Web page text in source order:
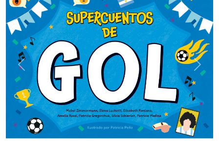
Previous Next